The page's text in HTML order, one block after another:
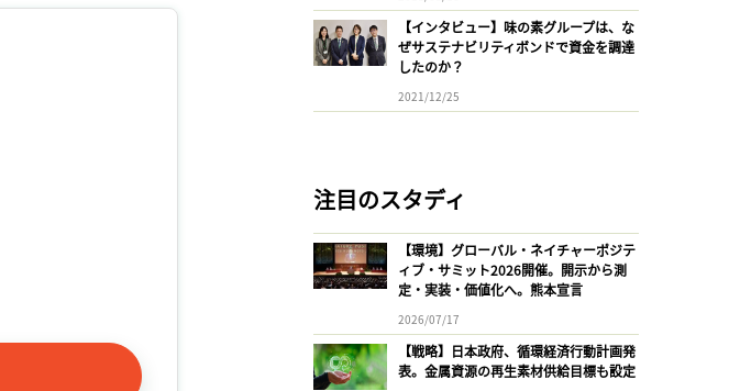
【インタビュー】味の素グループは、な
ぜサステナビリティボンドで資金を調達
したのか？
2021/12/25
注目のスタディ
【環境】グローバル・ネイチャーポジテ
ィブ・サミット2026開催。開示から測
定・実装・価値化へ。熊本宣言
2026/07/17
【戦略】日本政府、循環経済行動計画発
表。金属資源の再生素材供給目標も設定